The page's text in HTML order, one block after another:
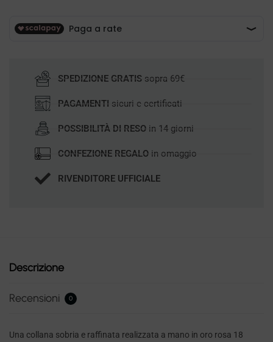
SPEDIZIONE GRATISsopra 69€
PAGAMENTI sicuri e certificati
POSSIBILITÀ DI RESO in 14 giorni
CONFEZIONE REGALOin omaggio
RIVENDITORE UFFICIALE
Descrizione
Recensioni 0
Una collana sobria e raffinata realizzata a mano in oro rosa 18